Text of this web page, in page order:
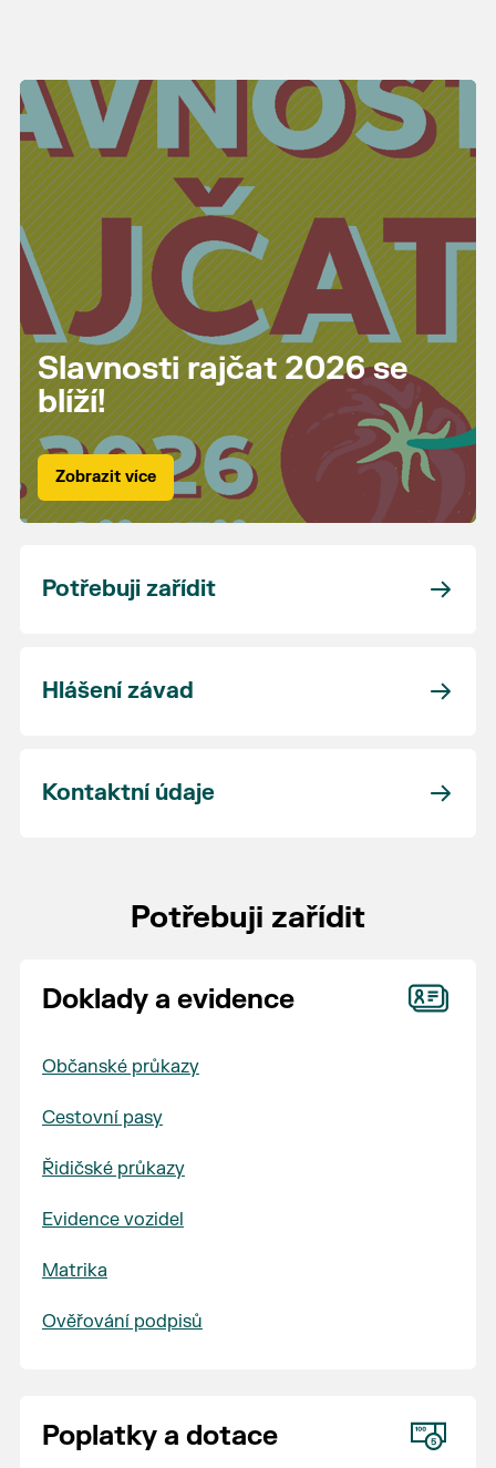
Slavnosti rajčat 2026 se
blíží!
Zobrazit více
Potřebuji zařídit
Hlášení závad
Kontaktní údaje
Potřebuji zařídit
Doklady a evidence
Občanské průkazy
Cestovní pasy
Řidičské průkazy
Evidence vozidel
Matrika
Ověřování podpisů
Poplatky a dotace